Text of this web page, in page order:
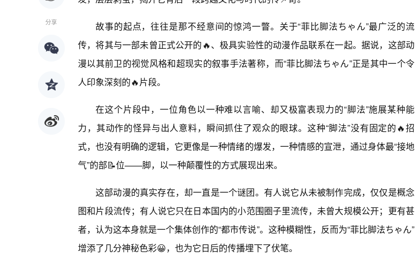
分享
故事的起点，往往是那不经意间的惊鸿一瞥。关于“菲比脚法ちゃん”最广泛的流
传，将其与一部未曾正式公开的🔥、极具实验性的动漫作品联系在一起。据说，这部动
漫以其前卫的视觉风格和超现实的叙事手法著称，而“菲比脚法ちゃん”正是其中一个令
人印象深刻的🔥片段。
在这个片段中，一位角色以一种难以言喻、却又极富表现力的“脚法”施展某种能
力，其动作的怪异与出人意料，瞬间抓住了观众的眼球。这种“脚法”没有固定的🔥招
式，也没有明确的逻辑，它更像是一种情绪的爆发，一种情感的宣泄，通过身体最“接地
气”的部📝位——脚，以一种颠覆性的方式展现出来。
这部动漫的真实存在，却一直是一个谜团。有人说它从未被制作完成，仅仅是概念
图和片段流传；有人说它只在日本国内的小范围圈子里流传，未曾大规模公开；更有甚
者，认为这本身就是一个集体创作的“都市传说”。这种模糊性，反而为“菲比脚法ちゃん”
增添了几分神秘色彩😀，也为它日后的传播埋下了伏笔。